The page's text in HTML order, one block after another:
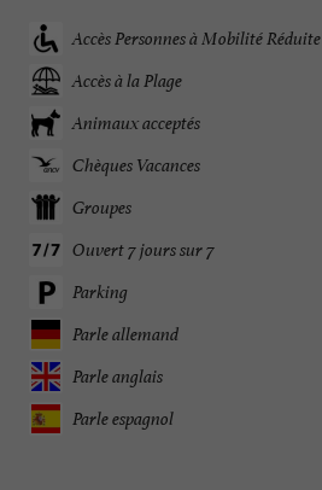
Accès Personnes à Mobilité Réduite
Accès à la Plage
Animaux acceptés
Chèques Vacances
Groupes
Ouvert 7 jours sur 7
Parking
Parle allemand
Parle anglais
Parle espagnol